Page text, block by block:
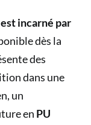
incarné par
dès la
des
dans une
un
en PU